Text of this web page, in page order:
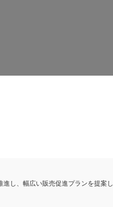
し、幅広い販売促進プランを提案し